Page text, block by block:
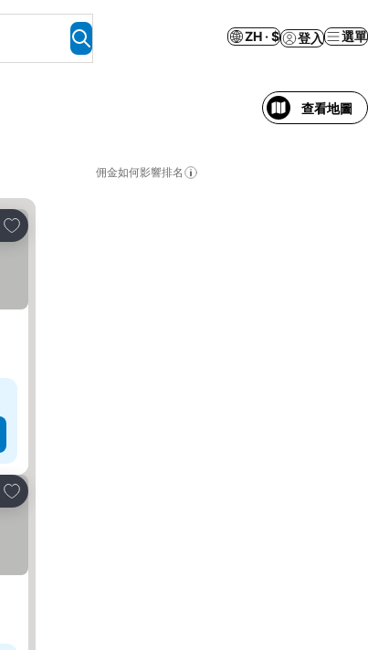
ZH · $ 登入 選單
查看地圖
佣金如何影響排名
放到收藏夾
放到收藏夾